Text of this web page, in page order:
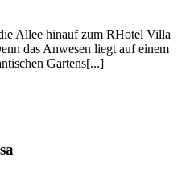
Allee hinauf zum RHotel Villa
das Anwesen liegt auf einem
Gartens[...]